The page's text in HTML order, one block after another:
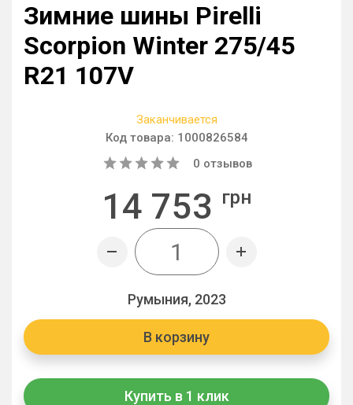
Зимние шины Pirelli
Scorpion Winter 275/45
R21 107V
Заканчивается
Код товара: 1000826584
0 отзывов
14 753 грн
Румыния, 2023
В корзину
Купить в 1 клик